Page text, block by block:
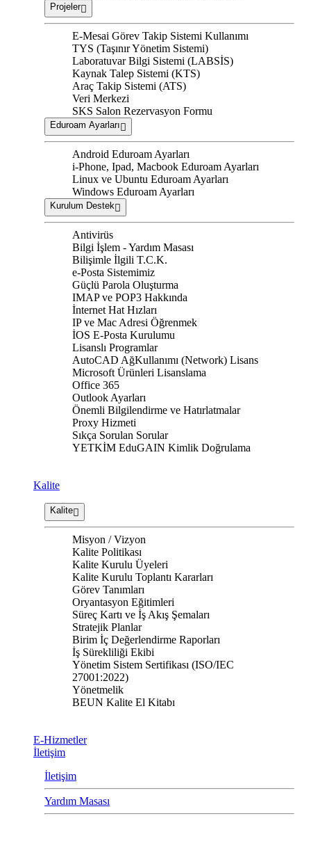
Projeler
E-Mesai Görev Takip Sistemi Kullanımı
TYS (Taşınır Yönetim Sistemi)
Laboratuvar Bilgi Sistemi (LABSİS)
Kaynak Talep Sistemi (KTS)
Araç Takip Sistemi (ATS)
Veri Merkezi
SKS Salon Rezervasyon Formu
Eduroam Ayarları
Android Eduroam Ayarları
i-Phone, Ipad, Macbook Eduroam Ayarları
Linux ve Ubuntu Eduroam Ayarları
Windows Eduroam Ayarları
Kurulum Destek
Antivirüs
Bilgi İşlem - Yardım Masası
Bilişimle İlgili T.C.K.
e-Posta Sistemimiz
Güçlü Parola Oluşturma
IMAP ve POP3 Hakkında
İnternet Hat Hızları
IP ve Mac Adresi Öğrenmek
İOS E-Posta Kurulumu
Lisanslı Programlar
AutoCAD AğKullanımı (Network) Lisans
Microsoft Ürünleri Lisanslama
Office 365
Outlook Ayarları
Önemli Bilgilendirme ve Hatırlatmalar
Proxy Hizmeti
Sıkça Sorulan Sorular
YETKİM EduGAIN Kimlik Doğrulama
Kalite
Kalite
Misyon / Vizyon
Kalite Politikası
Kalite Kurulu Üyeleri
Kalite Kurulu Toplantı Kararları
Görev Tanımları
Oryantasyon Eğitimleri
Süreç Kartı ve İş Akış Şemaları
Stratejik Planlar
Birim İç Değerlendirme Raporları
İş Sürekliliği Ekibi
Yönetim Sistem Sertifikası (ISO/IEC
27001:2022)
Yönetmelik
BEUN Kalite El Kitabı
E-Hizmetler
İletişim
İletişim
Yardım Masası